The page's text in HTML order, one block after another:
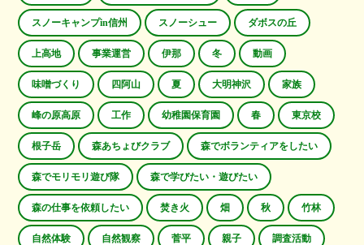
スノーキャンプin信州 スノーシュー ダボスの丘
上高地 事業運営 伊那 冬 動画
味噌づくり 四阿山 夏 大明神沢 家族
峰の原高原 工作 幼稚園保育園 春 東京校
根子岳 森あちょびクラブ 森でボランティアをしたい
森でモリモリ遊び隊 森で学びたい・遊びたい
森の仕事を依頼したい 焚き火 畑 秋 竹林
自然体験 自然観察 菅平 親子 調査活動